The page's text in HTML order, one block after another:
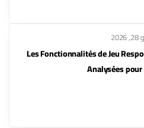
Les Fonctionnalités de Jeu
Analysées